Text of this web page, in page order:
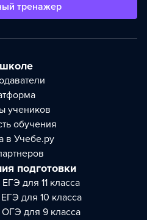
тренажер
учеников
обучения
в Учебе.ру
подготовки
для 11 класса
для 10 класса
ОГЭ для 9 класса